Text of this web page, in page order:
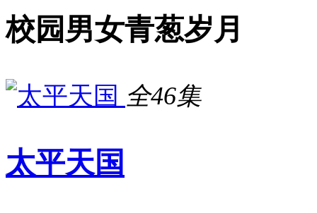
校园男女青葱岁月
全46集
太平天国